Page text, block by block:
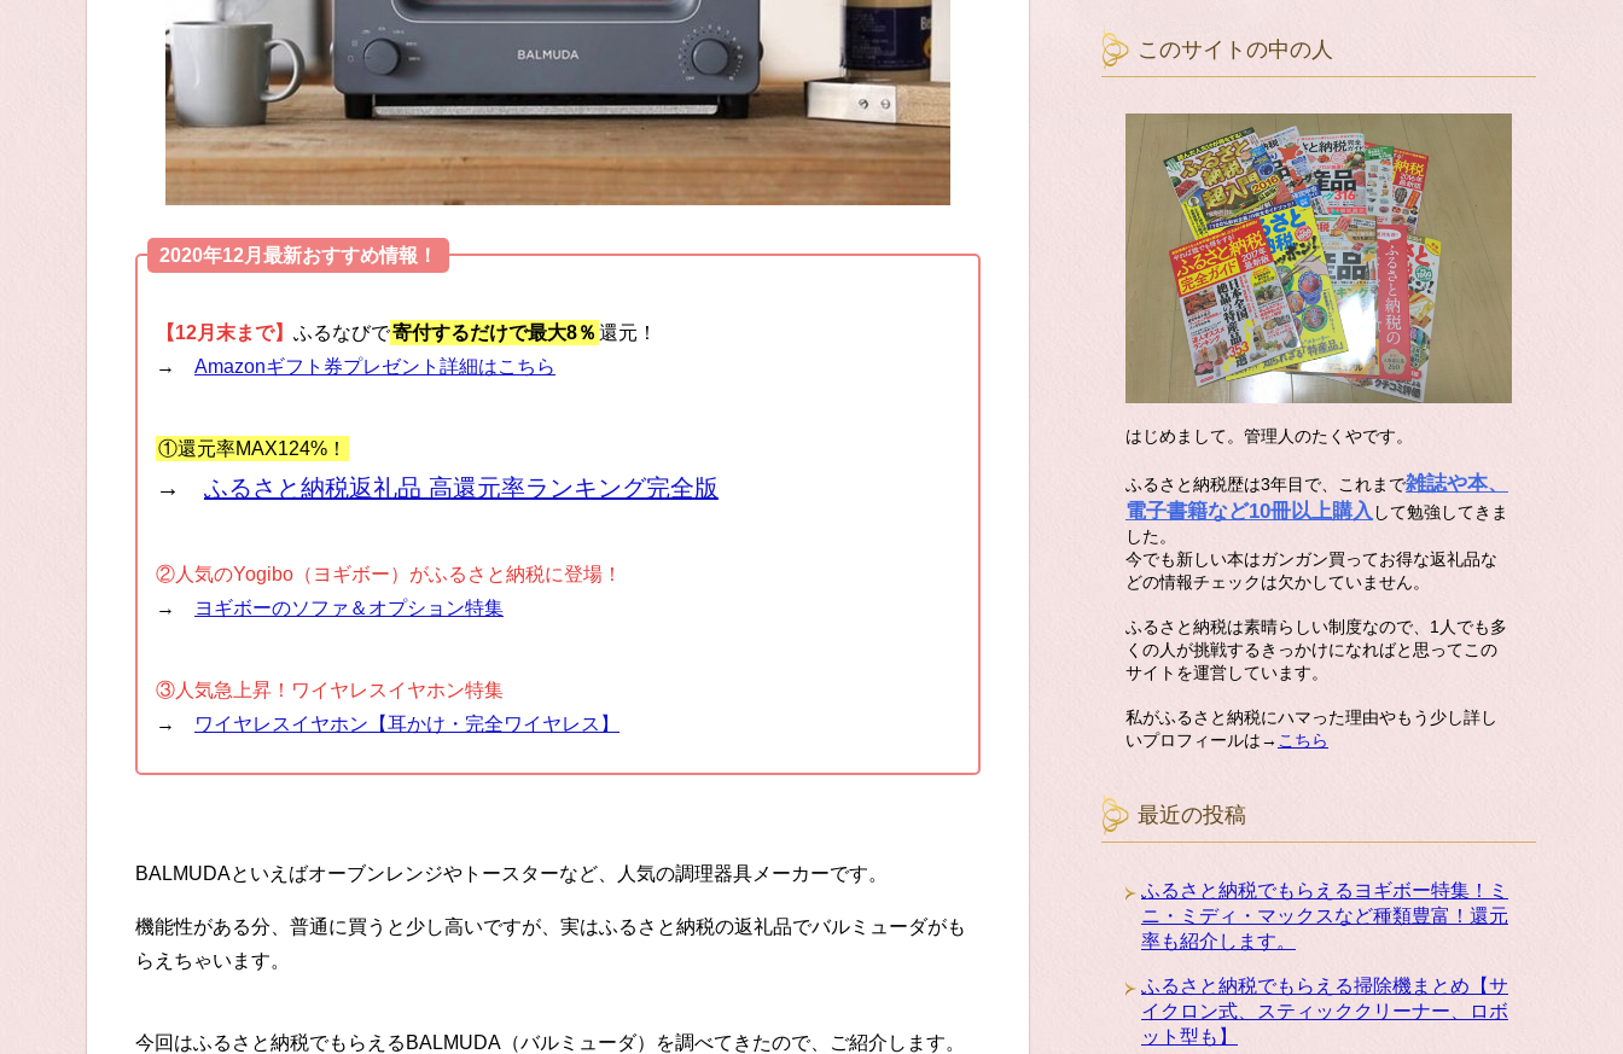
2020年12月最新おすすめ情報！
【12月末まで】 ふるなびで寄付するだけで最大8％ 還元！
→ Amazonギフト券プレゼント詳細はこちら
①還元率MAX124%！
→ ふるさと納税返礼品 高還元率ランキング完全版
②人気のYogibo（ヨギボー）がふるさと納税に登場！
→
ヨギボーのソファ＆オプション特集
③人気急上昇！ワイヤレスイヤホン特集
→
ワイヤレスイヤホン【耳かけ・完全ワイヤレス】
BALMUDAといえばオーブンレンジやトースターなど、人気の調理器具メーカーです。
機能性がある分、普通に買うと少し高いですが、実はふるさと納税の返礼品でバルミューダがも
らえちゃいます。
今回はふるさと納税でもらえるBALMUDA（バルミューダ）を調べてきたので、ご紹介します。
このサイトの中の人
はじめまして。管理人のたくやです。
ふるさと納税歴は3年目で、これまで雑誌や本、
電子書籍など10冊以上購入 して勉強してきま
した。
今でも新しい本はガンガン買ってお得な返礼品な
どの情報チェックは欠かしていません。
ふるさと納税は素晴らしい制度なので、1人でも多
くの人が挑戦するきっかけになればと思ってこの
サイトを運営しています。
私がふるさと納税にハマった理由やもう少し詳し
いプロフィールは→ こちら
最近の投稿
ふるさと納税でもらえるヨギボー特集！ミ
ニ・ミディ・マックスなど種類豊富！還元
率も紹介します。
ふるさと納税でもらえる掃除機まとめ【サ
イクロン式、スティッククリーナー、ロボ
ット型も】